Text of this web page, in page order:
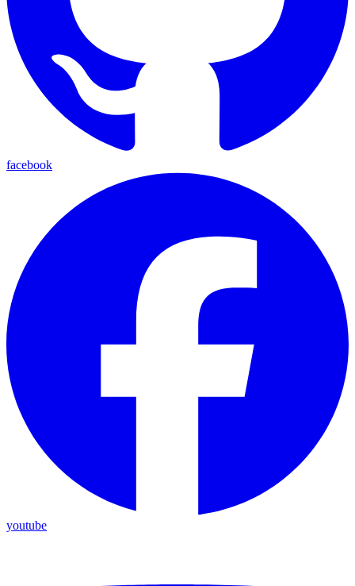
facebook
youtube